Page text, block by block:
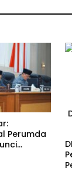
Perumda